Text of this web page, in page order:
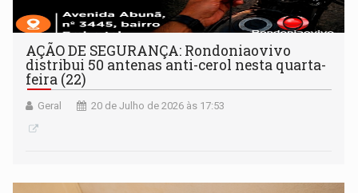
AÇÃO DE SEGURANÇA: Rondoniaovivo
distribui 50 antenas anti-cerol nesta quarta-
feira (22)
Geral 20 de Julho de 2026 às 17:53